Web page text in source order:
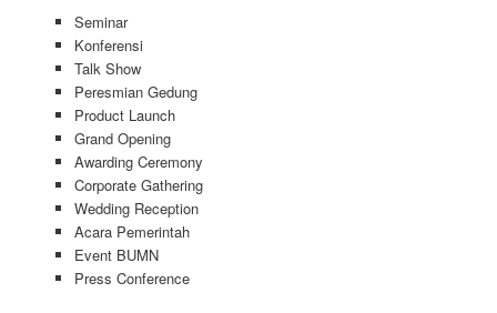
Seminar
Konferensi
Talk Show
Peresmian Gedung
Product Launch
Grand Opening
Awarding Ceremony
Corporate Gathering
Wedding Reception
Acara Pemerintah
Event BUMN
Press Conference